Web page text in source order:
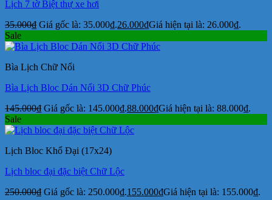
Lịch 7 tờ Biệt thự xe hơi
35.000₫ Giá gốc là: 35.000₫.26.000₫Giá hiện tại là: 26.000₫.
Sale
Bìa Lịch Chữ Nổi
Bìa Lịch Bloc Dán Nổi 3D Chữ Phúc
145.000₫ Giá gốc là: 145.000₫.88.000₫Giá hiện tại là: 88.000₫.
Sale
Lịch Bloc Khổ Đại (17x24)
Lịch bloc đại đặc biệt Chữ Lộc
250.000₫ Giá gốc là: 250.000₫.155.000₫Giá hiện tại là: 155.000₫.